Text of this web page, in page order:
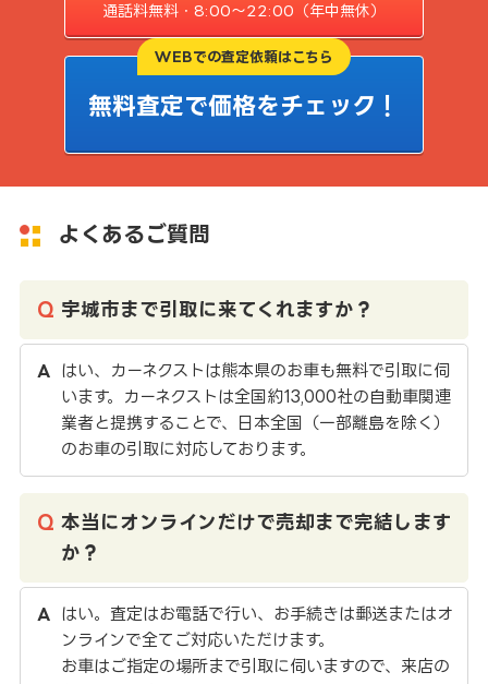
通話料無料・8:00〜22:00（年中無休）
WEBでの査定依頼はこちら
無料査定で価格をチェック！
よくあるご質問
宇城市まで引取に来てくれますか？
はい、カーネクストは熊本県のお車も無料で引取に伺
います。カーネクストは全国約13,000社の自動車関連
業者と提携することで、日本全国（一部離島を除く）
のお車の引取に対応しております。
本当にオンラインだけで売却まで完結します
か？
はい。査定はお電話で行い、お手続きは郵送またはオ
ンラインで全てご対応いただけます。
お車はご指定の場所まで引取に伺いますので、来店の